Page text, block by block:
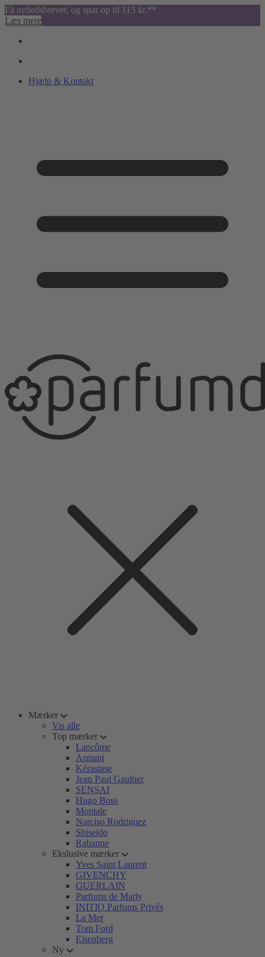
Få nyhedsbrevet, og spar op til 115 kr.**
Læs mere
Hjælp & Kontakt
Mærker
Vis alle
Top mærker
Lancôme
Armani
Kérastase
Jean Paul Gaultier
SENSAI
Hugo Boss
Montale
Narciso Rodriguez
Shiseido
Rabanne
Ekslusive mærker
Yves Saint Laurent
GIVENCHY
GUERLAIN
Parfums de Marly
INITIO Parfums Privés
La Mer
Tom Ford
Eisenberg
Ny